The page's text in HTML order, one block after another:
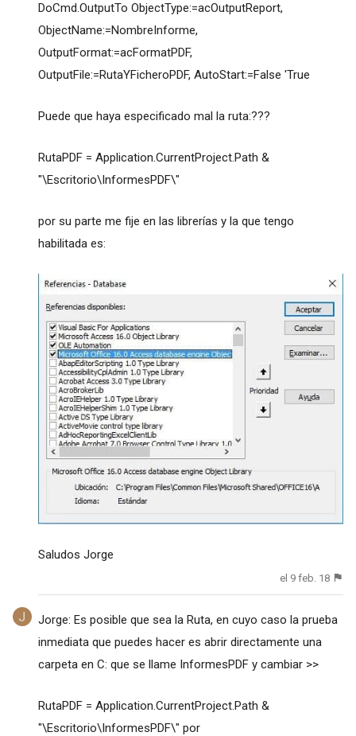
DoCmd.OutputTo ObjectType:=acOutputReport,
ObjectName:=NombreInforme,
OutputFormat:=acFormatPDF,
OutputFile:=RutaYFicheroPDF, AutoStart:=False 'True
Puede que haya especificado mal la ruta:???
RutaPDF = Application.CurrentProject.Path &
"\Escritorio\InformesPDF\"
por su parte me fije en las librerías y la que tengo
habilitada es:
Saludos Jorge
el 9 feb. 18
Jorge: Es posible que sea la Ruta, en cuyo caso la prueba
inmediata que puedes hacer es abrir directamente una
carpeta en C: que se llame InformesPDF y cambiar >>
RutaPDF = Application.CurrentProject.Path &
"\Escritorio\InformesPDF\" por